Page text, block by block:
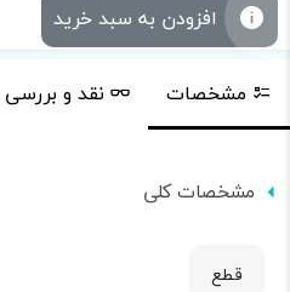
افزودن به سبد خرید
مشخصات نقد و بررسی
مشخصات کلی
قطع